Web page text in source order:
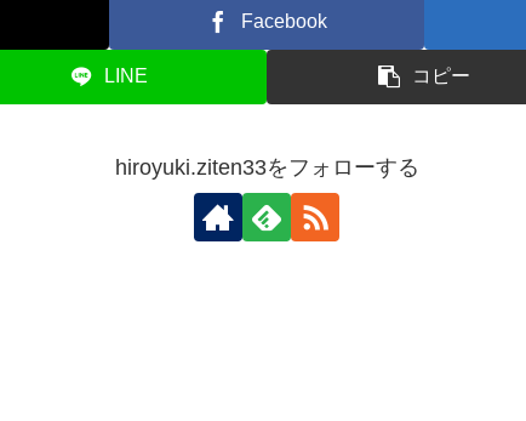
Facebook
LINE コピー
hiroyuki.ziten33をフォローする